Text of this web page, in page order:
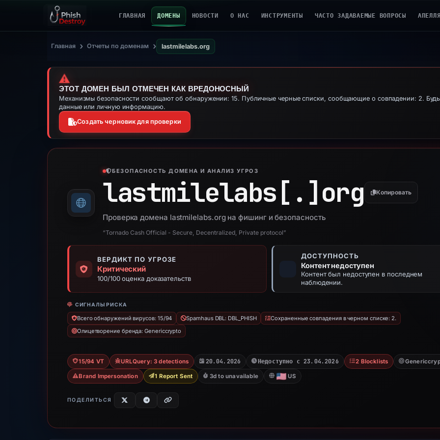
ГЛАВНАЯ ДОМЕНЫ НОВОСТИ О НАС ИНСТРУМЕНТЫ ЧАСТО ЗАДАВАЕМЫЕ ВОПРОСЫ
Главная › Отчеты по доменам › lastmilelabs.org
⚠️
ЭТОТ ДОМЕН БЫЛ ОТМЕЧЕН КАК ВРЕДОНОСНЫЙ
Механизмы безопасности сообщают об обнаружении: 15. Публичные черные списки, сообщающие о совпадении: 2.
данные или личную информацию.
Создать черновик для проверки
БЕЗОПАСНОСТЬ ДОМЕНА И АНАЛИЗ УГРОЗ
lastmilelabs[.]org Копировать
Проверка домена lastmilelabs.org на фишинг и безопасность
“Tornado Cash Official - Secure, Decentralized, Private protocol”
ВЕРДИКТ ПО УГРОЗЕ
Критический
100/100 оценка доказательств
ДОСТУПНОСТЬ
Контент недоступен
Контент был недоступен в последнем
наблюдении.
СИГНАЛЫ РИСКА
Всего обнаружений вирусов: 15/94 Spamhaus DBL: DBL_PHISH
Сохраненные совпадения в черном списке: 2.
Олицетворение бренда: Genericcrypto
15/94 VT URLQuery: 3 detections 20.04.2026 Недоступно с 23.04.2026 2 Blocklists
Brand Impersonation 1 Report Sent 3d to unavailable US
ПОДЕЛИТЬСЯ